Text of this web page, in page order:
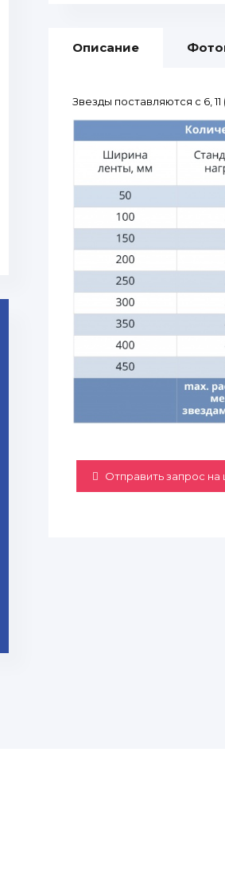
Описание
Звезды поставляются с 6,
Отправить запрос на